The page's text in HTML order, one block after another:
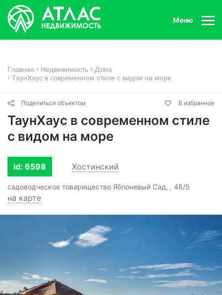
Меню
Главная Недвижимость
Дома
ТаунХаус в современном стиле с видом на море
Поделиться объектом В избранное
ТаунХаус в современном стиле
с видом на море
id: 6598 Хостинский
садоводческое товарищество Яблоневый Сад, , 48/5
на карте